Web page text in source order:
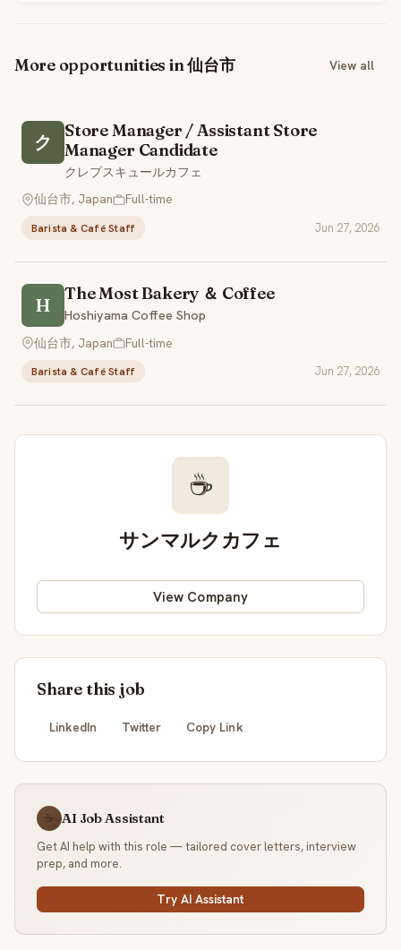
More opportunities in 仙台市 View all
ク
Store Manager / Assistant Store
Manager Candidate
クレプスキュールカフェ
仙台市, Japan
Full-time
Barista & Café Staff Jun 27, 2026
H
The Most Bakery ＆ Coffee
Hoshiyama Coffee Shop
仙台市, Japan
Full-time
Barista & Café Staff Jun 27, 2026
☕
サンマルクカフェ
View Company
Share this job
LinkedIn Twitter Copy Link
☕ AI Job Assistant
Get AI help with this role — tailored cover letters, interview
prep, and more.
Try AI Assistant